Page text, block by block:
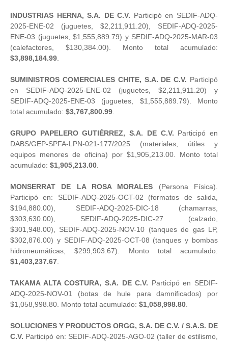
INDUSTRIAS HERNA, S.A. DE C.V. Participó en SEDIF-ADQ-
2025-ENE-02 (juguetes, $2,211,911.20), SEDIF-ADQ-2025-
ENE-03 (juguetes, $1,555,889.79) y SEDIF-ADQ-2025-MAR-03
(calefactores, $130,384.00). Monto total acumulado:
$3,898,184.99
SUMINISTROS COMERCIALES CHITE, S.A. DE C.V. Participó
en SEDIF-ADQ-2025-ENE-02 (juguetes, $2,211,911.20) y
SEDIF-ADQ-2025-ENE-03 (juguetes, $1,555,889.79). Monto
total acumulado: $3,767,800.99
GRUPO PAPELERO GUTIÉRREZ, S.A. DE C.V. Participó en
DABS/GEP-SPFA-LPN-021-177/2025 (materiales, útiles y
equipos menores de oficina) por $1,905,213.00. Monto total
acumulado: $1,905,213.00
MONSERRAT DE LA ROSA MORALES (Persona Física).
Participó en: SEDIF-ADQ-2025-OCT-02 (formatos de salida,
$194,880.00), SEDIF-ADQ-2025-DIC-18 (chamarras,
$303,630.00), SEDIF-ADQ-2025-DIC-27 (calzado,
$301,948.00), SEDIF-ADQ-2025-NOV-10 (tanques de gas LP,
$302,876.00) y SEDIF-ADQ-2025-OCT-08 (tanques y bombas
hidroneumáticas, $299,903.67). Monto total acumulado:
$1,403,237.67
TAKAMA ALTA COSTURA, S.A. DE C.V. Participó en SEDIF-
ADQ-2025-NOV-01 (botas de hule para damnificados) por
$1,058,998.80. Monto total acumulado: $1,058,998.80
SOLUCIONES Y PRODUCTOS ORGG, S.A. DE C.V. / S.A.S. DE
C.V. Participó en: SEDIF-ADQ-2025-AGO-02 (taller de estilismo,